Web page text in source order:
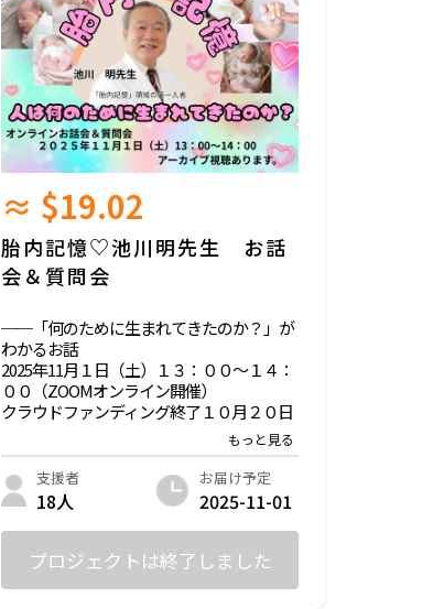
親身になってその人々の人生や仕事、人間
関係等 様々な内容の相談に乗り
全世界に広がる仲間達と共に 古き良き日本
の一丸性と人情奪還を目指す。
「その時代に合ったビジネスを
そのビジネスに合ったステージで実行せ
よ」という独自のビジネス手法や
その破天荒な経歴は、映画化されたベスト
セラー書籍『出稼げば大富豪』（クロイ
ワ・ショウ著、KKロングセラーズ刊）に詳
しい。
(映画「神様はバリにいる」李闘士男監督)
出演DVDに「ホンマもんの成功法則」他、
サラリーマン層の読者を新たに獲得し
ベストセラーとなった「大富豪アニキの教
え」がある。
最新書籍は、吉本ばななと共著の「にぎや
かだけど、たったひとりで」幻冬舎刊があ
る。
楽読創始者・宇宙経営提唱者。1969年大阪
生まれ。RTHグループCEOとして国内外で
会社や社団法人を運営。
18歳で結婚し3人の娘を授かるも23歳で離
婚。母子家庭で奮闘し、営業の世界で成功
するが、33歳で突然の解雇を経験。「人が
本来の自分に還れる社会をつくりたい」と
決意する。
業。借金2000万円の苦境を乗り越え、全国
80店舗以上、海外にも展開。200名を超え
るインストラクターを育成するまでに成長
した。
現在は「宇宙経営」を広める活動に力を注
ぎ、オンラインサロンや講演、経営者塾を
通じ「自分らしく生きる智慧」を届けてい
る。3人の娘と5人の孫を持つ母であり祖
母。未来の子どもたちに笑顔あふれる地球
を残すため歩み続けている。
著書は『宇宙経営12のメッセージ』シリー
ズなど多数。今回のクラファンでは【新刊
≈ $19.02
胎内記憶♡池川明先生 お話
会＆質問会
──「何のために生まれてきたのか？」が
わかるお話
2025年11月１日（土）１３：００～１４：
００（ZOOMオンライン開催）
クラウドファンディング終了１０月２０日
以降１０月３１日までに、ご登録いただい
たメールアドレスへZOOMリンク情報をお
知らせいたします。
👶 赤ちゃんはね、ただ偶然生まれてくるん
じゃないんです。
支援者
18人
お届け予定
2025-11-01
プロジェクトは終了しました